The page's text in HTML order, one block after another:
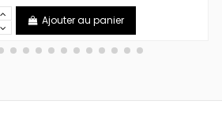
Ajouter au panier